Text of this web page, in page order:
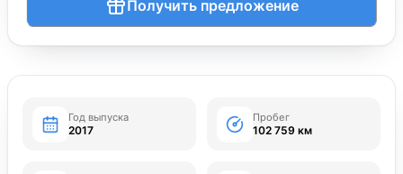
Получить предложение
Год выпуска
2017
Пробег
102 759 км